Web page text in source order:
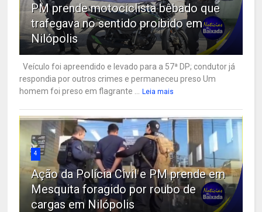
PM prende motociclista bêbado que
trafegava no sentido proibido em
Nilópolis
Veículo foi apreendido e levado para a 57ª DP; condutor já
respondia por outros crimes e permaneceu preso Um
homem foi preso em flagrante ...
Leia mais
4
Ação da Polícia Civil e PM prende em
Mesquita foragido por roubo de
cargas em Nilópolis